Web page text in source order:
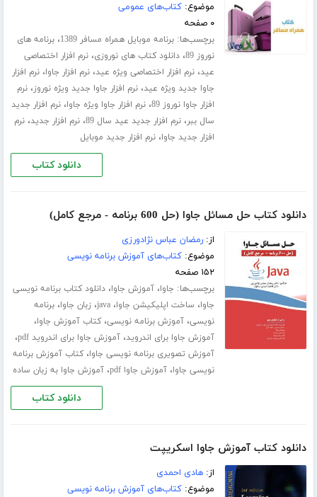
موضوع:کتاب‌های عمومی
۰ صفحه
برچسب‌ها:برنامه موبایل همراه مسافر 1389 ،برنامه های
نوروز 89
،دانلود کتاب های نوروزی،نرم افزار اختصاصی
عید،نرم افزار اختصاصی ویژه عید،نرم افزار جاوا،نرم افزار
جاوا جدید ویژه عید،نرم افزار جاوا جدید ویژه نوروز،نرم
افزار جاوا نوروز 89
،نرم افزار جاوا ویژه جاوا،نرم افزار جدید
سال ببر،نرم افزار جدید عید سال 89 ،نرم افزار جدید،نرم
افزار جدید جاوا،نرم افزار جدید موبایل
دانلود کتاب
دانلود کتاب حل مسائل جاوا (حل 600 برنامه - مرجع کامل)
از:رمضان عباس نژادورزی
موضوع:کتاب‌های آموزش برنامه نویسی
۱۵۲ صفحه
برچسب‌ها: جاوا،آموزش جاوا،دانلود کتاب برنامه نویسی
جاوا، ساخت اپلیکیشن جاوا،java، زبان جاوا،برنامه
نویسی،آموزش برنامه نویسی،کتاب آموزش جاوا،
آموزش جاوا برای اندروید،آموزش جاوا برای اندروید pdf ،
آموزش تصویری برنامه نویسی جاوا،کتاب آموزش برنامه
نویسی جاوا،آموزش جاوا pdf ،آموزش جاوا به زبان ساده
دانلود کتاب
دانلود کتاب آموزش جاوا اسکریپت
از:هادی احمدی
موضوع:کتاب‌های آموزش برنامه نویسی